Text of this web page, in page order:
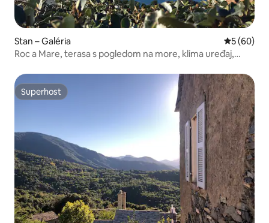
Stan – Galéria Prosječna
5 (60)
Roc a Mare, terasa s pogledom na more, klima uređaj,
Superhost
Superhost